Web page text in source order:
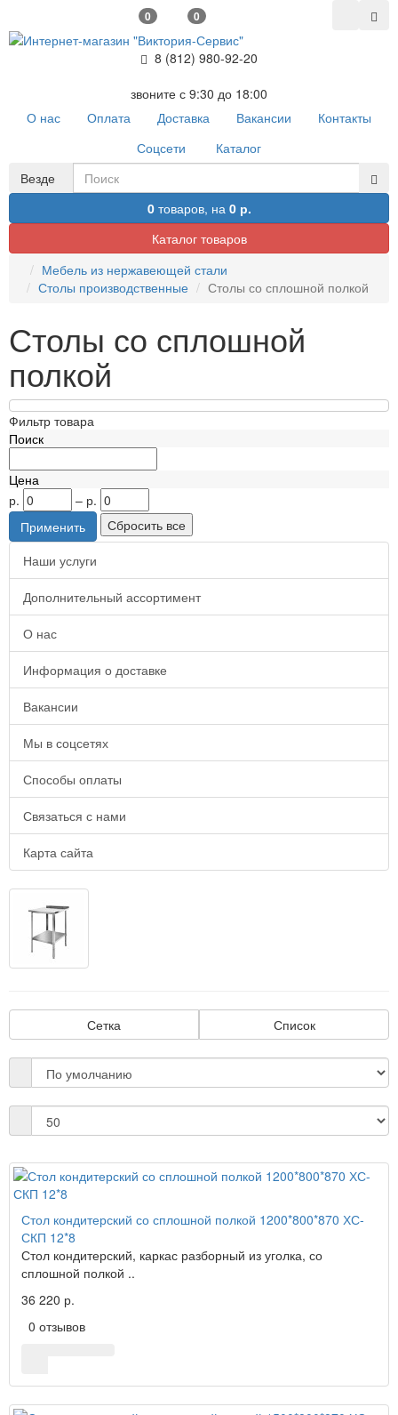
0 0
8 (812) 980-92-20
звоните с 9:30 до 18:00
О нас
Оплата Доставка Вакансии
Контакты
Соцсети
Каталог
Везде
0товаров, на 0 р.
Каталог товаров
Мебель из нержавеющей стали
Столы производственные
Столы со сплошной полкой
Столы со сплошной
полкой
Фильтр товара
Поиск
Цена
р.
– р.
Наши услуги
Дополнительный ассортимент
О нас
Информация о доставке
Вакансии
Мы в соцсетях
Способы оплаты
Связаться с нами
Карта сайта
Сетка Список
Стол кондитерский со сплошной полкой 1200*800*870 ХС-
СКП 12*8
Стол кондитерский, каркас разборный из уголка, со
сплошной полкой ..
36 220 р.
0 отзывов